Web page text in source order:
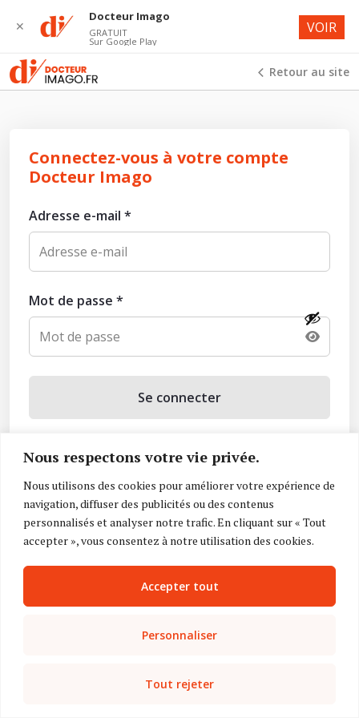
Nous respectons votre vie privée.
Nous utilisons des cookies pour améliorer votre expérience de
navigation, diffuser des publicités ou des contenus
personnalisés et analyser notre trafic. En cliquant sur « Tout
accepter », vous consentez à notre utilisation des cookies.
Personnaliser
Tout rejeter
Accepter tout
Retour au site
Connectez-vous à votre compte
Docteur Imago
Adresse e-mail *
Mot de passe *
Se connecter
Mot de passe oublié ?
Vous n’avez pas de compte ? Inscrivez-vous
✕
Docteur Imago
GRATUIT
Sur Google Play
VOIR